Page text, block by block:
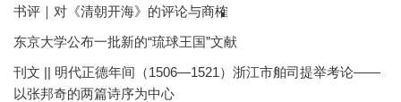
书评｜对《清朝开海》的评论与商榷
东京大学公布一批新的“琉球王国”文献
刊文 || 明代正德年间（1506—1521）浙江市舶司提举考论——
以张邦奇的两篇诗序为中心